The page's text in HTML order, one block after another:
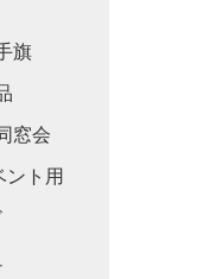
旗
窓会
ント用